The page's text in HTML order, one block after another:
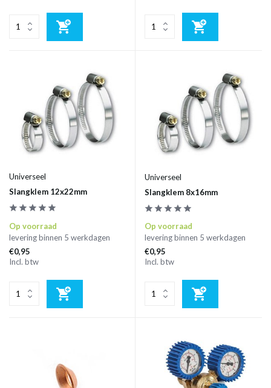
Universeel
Slangklem 12x22mm
Op voorraad
levering binnen 5 werkdagen
€0,95
Incl. btw
Universeel
Slangklem 8x16mm
Op voorraad
levering binnen 5 werkdagen
€0,95
Incl. btw